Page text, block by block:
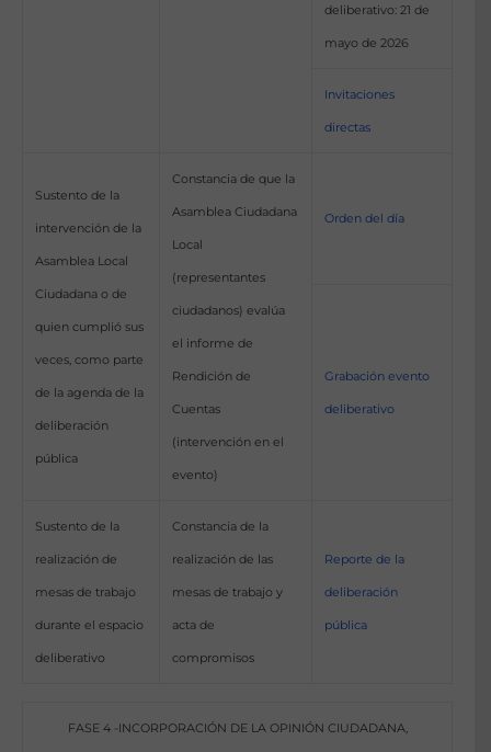
deliberativo: 21 de
mayo de 2026
Invitaciones
directas
Sustento de la
intervención de la
Asamblea Local
Ciudadana o de
quien cumplió sus
veces, como parte
de la agenda de la
deliberación
pública
Constancia de que la
Asamblea Ciudadana
Local
(representantes
ciudadanos) evalúa
el informe de
Rendición de
Cuentas
(intervención en el
evento)
Orden del día
Grabación evento
deliberativo
Sustento de la
realización de
mesas de trabajo
durante el espacio
deliberativo
Constancia de la
realización de las
mesas de trabajo y
acta de
compromisos
Reporte de la
deliberación
pública
FASE 4 -INCORPORACIÓN DE LA OPINIÓN CIUDADANA,